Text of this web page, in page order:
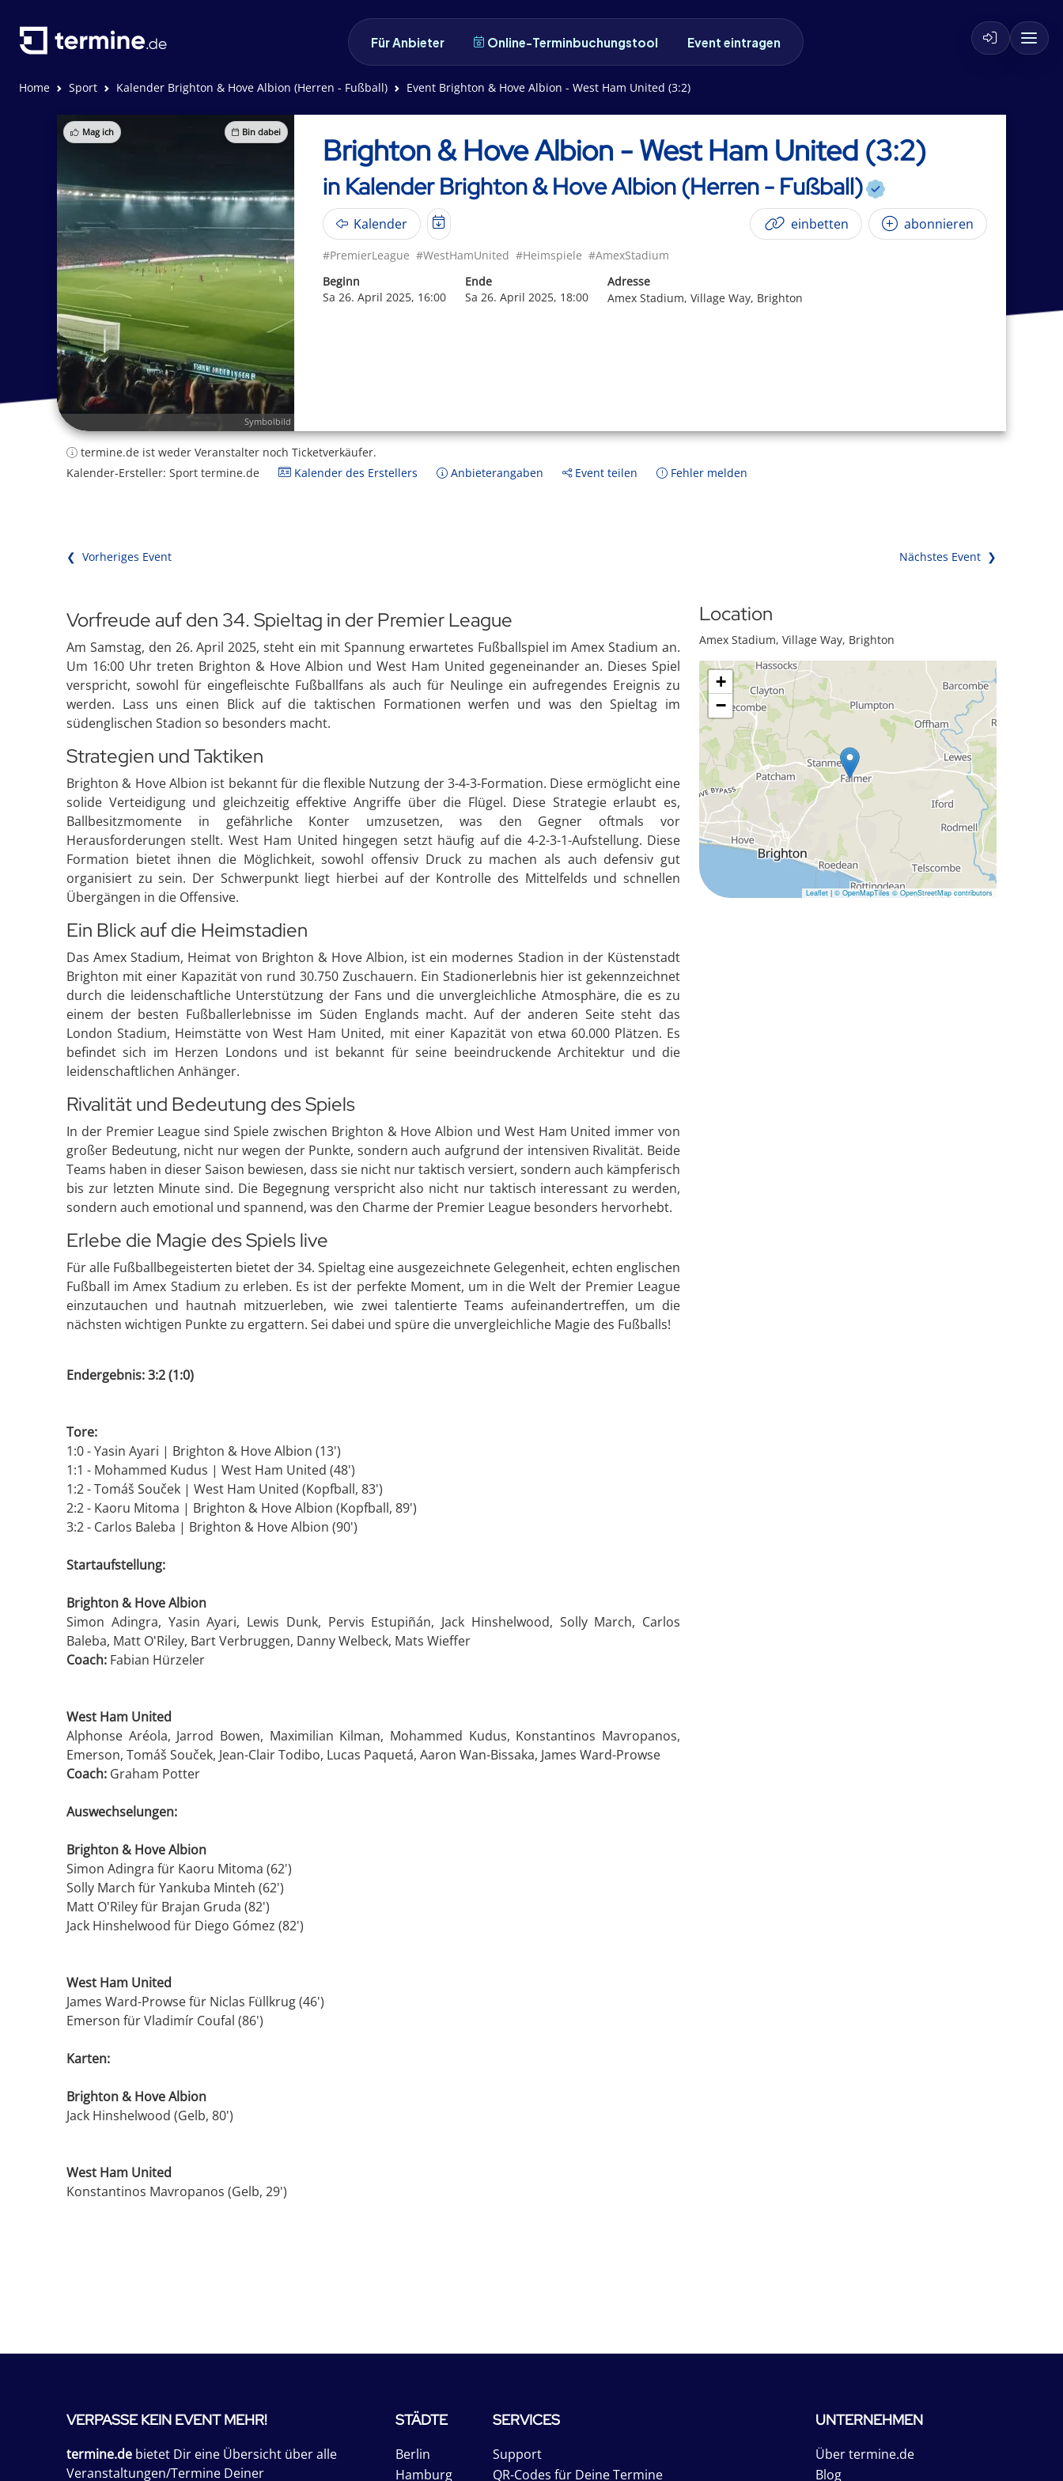
Für Anbieter Online-Terminbuchungstool Event eintragen
Home Sport Kalender Brighton & Hove Albion (Herren - Fußball) Event Brighton & Hove Albion - West Ham United (3:2)
Mag ich Bin dabei
Symbolbild
Brighton & Hove Albion - West Ham United (3:2)
in Kalender Brighton & Hove Albion (Herren - Fußball)
Kalender einbetten abonnieren
#PremierLeague #WestHamUnited #Heimspiele #AmexStadium
Beginn
Sa 26. April 2025, 16:00
Ende
Sa 26. April 2025, 18:00
Adresse
Amex Stadium, Village Way, Brighton
termine.de ist weder Veranstalter noch Ticketverkäufer.
Kalender-Ersteller: Sport termine.de
Kalender des Erstellers Anbieterangaben Event teilen Fehler melden
❮ Vorheriges Event Nächstes Event ❯
Vorfreude auf den 34. Spieltag in der Premier League
Am Samstag, den 26. April 2025, steht ein mit Spannung erwartetes Fußballspiel im Amex Stadium an.
Um 16:00 Uhr treten Brighton & Hove Albion und West Ham United gegeneinander an. Dieses Spiel
verspricht, sowohl für eingefleischte Fußballfans als auch für Neulinge ein aufregendes Ereignis zu
werden. Lass uns einen Blick auf die taktischen Formationen werfen und was den Spieltag im
südenglischen Stadion so besonders macht.
Strategien und Taktiken
Brighton & Hove Albion ist bekannt für die flexible Nutzung der 3-4-3-Formation. Diese ermöglicht eine
solide Verteidigung und gleichzeitig effektive Angriffe über die Flügel. Diese Strategie erlaubt es,
Ballbesitzmomente in gefährliche Konter umzusetzen, was den Gegner oftmals vor
Herausforderungen stellt. West Ham United hingegen setzt häufig auf die 4-2-3-1-Aufstellung. Diese
Formation bietet ihnen die Möglichkeit, sowohl offensiv Druck zu machen als auch defensiv gut
organisiert zu sein. Der Schwerpunkt liegt hierbei auf der Kontrolle des Mittelfelds und schnellen
Übergängen in die Offensive.
Ein Blick auf die Heimstadien
Das Amex Stadium, Heimat von Brighton & Hove Albion, ist ein modernes Stadion in der Küstenstadt
Brighton mit einer Kapazität von rund 30.750 Zuschauern. Ein Stadionerlebnis hier ist gekennzeichnet
durch die leidenschaftliche Unterstützung der Fans und die unvergleichliche Atmosphäre, die es zu
einem der besten Fußballerlebnisse im Süden Englands macht. Auf der anderen Seite steht das
London Stadium, Heimstätte von West Ham United, mit einer Kapazität von etwa 60.000 Plätzen. Es
befindet sich im Herzen Londons und ist bekannt für seine beeindruckende Architektur und die
leidenschaftlichen Anhänger.
Rivalität und Bedeutung des Spiels
In der Premier League sind Spiele zwischen Brighton & Hove Albion und West Ham United immer von
großer Bedeutung, nicht nur wegen der Punkte, sondern auch aufgrund der intensiven Rivalität. Beide
Teams haben in dieser Saison bewiesen, dass sie nicht nur taktisch versiert, sondern auch kämpferisch
bis zur letzten Minute sind. Die Begegnung verspricht also nicht nur taktisch interessant zu werden,
sondern auch emotional und spannend, was den Charme der Premier League besonders hervorhebt.
Erlebe die Magie des Spiels live
Für alle Fußballbegeisterten bietet der 34. Spieltag eine ausgezeichnete Gelegenheit, echten englischen
Fußball im Amex Stadium zu erleben. Es ist der perfekte Moment, um in die Welt der Premier League
einzutauchen und hautnah mitzuerleben, wie zwei talentierte Teams aufeinandertreffen, um die
nächsten wichtigen Punkte zu ergattern. Sei dabei und spüre die unvergleichliche Magie des Fußballs!
Endergebnis: 3:2 (1:0)
Tore:
1:0 - Yasin Ayari | Brighton & Hove Albion (13')
1:1 - Mohammed Kudus | West Ham United (48')
1:2 - Tomáš Souček | West Ham United (Kopfball, 83')
2:2 - Kaoru Mitoma | Brighton & Hove Albion (Kopfball, 89')
3:2 - Carlos Baleba | Brighton & Hove Albion (90')
Startaufstellung:
Brighton & Hove Albion
Simon Adingra, Yasin Ayari, Lewis Dunk, Pervis Estupiñán, Jack Hinshelwood, Solly March, Carlos
Baleba, Matt O'Riley, Bart Verbruggen, Danny Welbeck, Mats Wieffer
Coach: Fabian Hürzeler
West Ham United
Alphonse Aréola, Jarrod Bowen, Maximilian Kilman, Mohammed Kudus, Konstantinos Mavropanos,
Emerson, Tomáš Souček, Jean-Clair Todibo, Lucas Paquetá, Aaron Wan-Bissaka, James Ward-Prowse
Coach: Graham Potter
Auswechselungen:
Brighton & Hove Albion
Simon Adingra für Kaoru Mitoma (62')
Solly March für Yankuba Minteh (62')
Matt O'Riley für Brajan Gruda (82')
Jack Hinshelwood für Diego Gómez (82')
West Ham United
James Ward-Prowse für Niclas Füllkrug (46')
Emerson für Vladimír Coufal (86')
Karten:
Brighton & Hove Albion
Jack Hinshelwood (Gelb, 80')
West Ham United
Konstantinos Mavropanos (Gelb, 29')
Location
Amex Stadium, Village Way, Brighton
+
−
Leaflet | © OpenMapTiles © OpenStreetMap contributors
VERPASSE KEIN EVENT MEHR!
termine.de bietet Dir eine Übersicht über alle
Veranstaltungen/Termine Deiner
STÄDTE
Berlin
Hamburg
SERVICES
Support
QR-Codes für Deine Termine
UNTERNEHMEN
Über termine.de
Blog